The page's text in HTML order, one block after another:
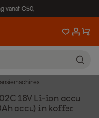
vanaf €50,-
18V Li-ion accu
accu) in koffer